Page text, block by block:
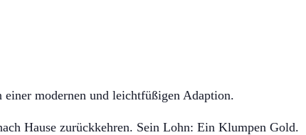
modernen und leichtfüßigen Adaption.
Hause zurückkehren. Sein Lohn: Ein Klumpen Gold.